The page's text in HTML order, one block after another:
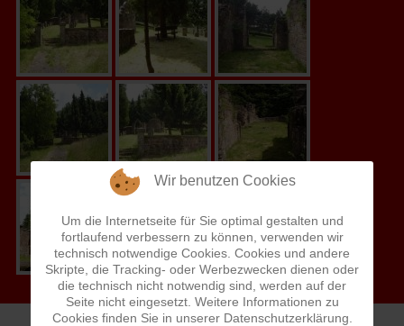
Wir benutzen Cookies
Um die Internetseite für Sie optimal gestalten und
fortlaufend verbessern zu können, verwenden wir
technisch notwendige Cookies. Cookies und andere
Skripte, die Tracking- oder Werbezwecken dienen oder
die technisch nicht notwendig sind, werden auf der
Seite nicht eingesetzt. Weitere Informationen zu
Cookies finden Sie in unserer Datenschutzerklärung.